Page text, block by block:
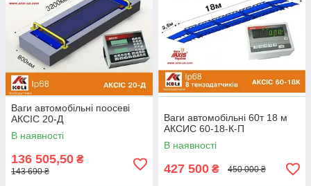
Ваги автомобільні поосеві
АКСІС 20-Д
В наявності
136 505,50 ₴
143 690 ₴
Ваги автомобільні 60т 18 м
АКСИС 60-18-К-П
В наявності
427 500 ₴ 450 000 ₴